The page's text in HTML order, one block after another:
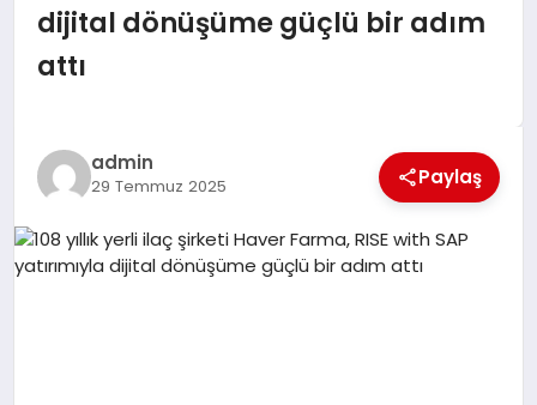
MAGAZIN
EKONOMI
SIYASET
dijital dönüşüme güçlü bir adım
attı
admin
29 Temmuz 2025 Paylaş